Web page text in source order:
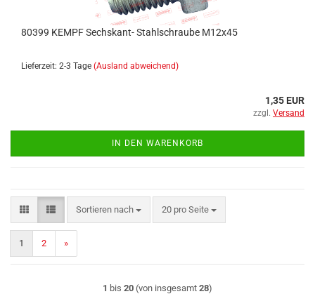
80399 KEMPF Sechskant- Stahlschraube M12x45
Lieferzeit: 2-3 Tage (Ausland abweichend)
1,35 EUR
zzgl. Versand
IN DEN WARENKORB
Sortieren nach
Sortieren nach 20 pro Seite
pro Seite
1 2 »
1 bis 20 (von insgesamt 28)